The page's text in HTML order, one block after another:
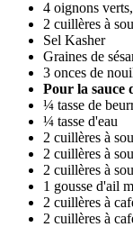
4 oignons
2 cuillères à
Sel Kasher
Graines de
3 onces de
Pour la sauce
¼ tasse de
¼ tasse d'eau
2 cuillères à
2 cuillères à
2 cuillères à
1 gousse d'ail
2 cuillères à
2 cuillères à